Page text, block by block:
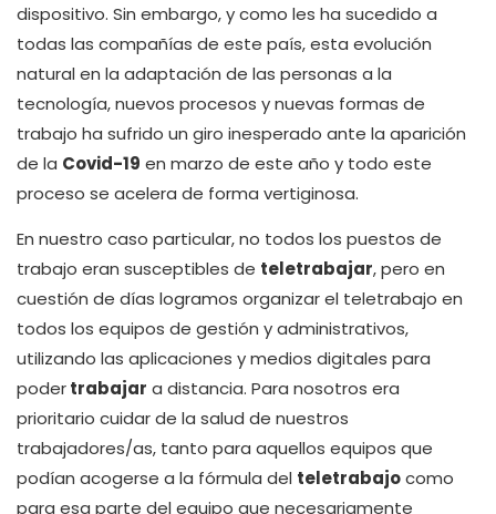
dispositivo. Sin embargo, y como les ha sucedido a
todas las compañías de este país, esta evolución
natural en la adaptación de las personas a la
tecnología, nuevos procesos y nuevas formas de
trabajo ha sufrido un giro inesperado ante la aparición
de la Covid-19 en marzo de este año y todo este
proceso se acelera de forma vertiginosa.
En nuestro caso particular, no todos los puestos de
trabajo eran susceptibles de teletrabajar, pero en
cuestión de días logramos organizar el teletrabajo en
todos los equipos de gestión y administrativos,
utilizando las aplicaciones y medios digitales para
podertrabajar a distancia. Para nosotros era
prioritario cuidar de la salud de nuestros
trabajadores/as, tanto para aquellos equipos que
podían acogerse a la fórmula del teletrabajocomo
para esa parte del equipo que necesariamente